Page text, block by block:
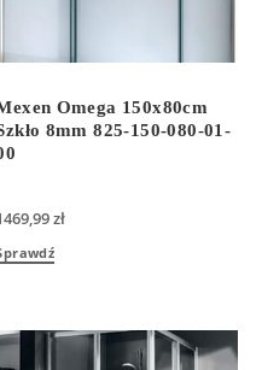
Omega 150x80cm
8mm 825-150-080-01-
zł